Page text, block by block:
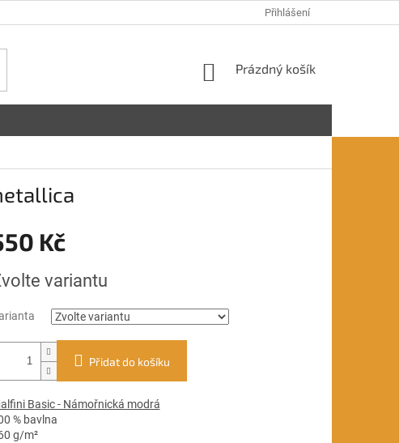
Přihlášení
NÁKUPNÍ
Prázdný košík
Kč
variantu
Přidat do košíku
Basic - Námořnická modrá
% bavlna
g/m²